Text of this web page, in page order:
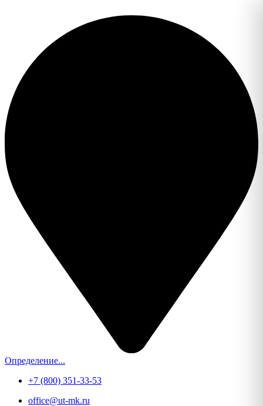
Определение...
+7 (800) 351-33-53
office@ut-mk.ru